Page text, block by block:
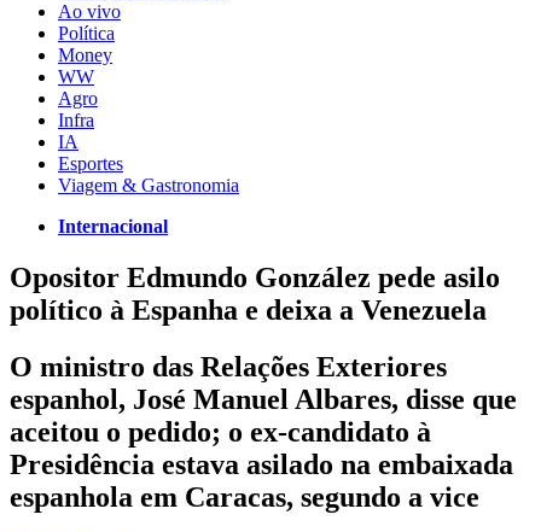
Ao vivo
Política
Money
WW
Agro
Infra
IA
Esportes
Viagem & Gastronomia
Internacional
Opositor Edmundo González pede asilo
político à Espanha e deixa a Venezuela
O ministro das Relações Exteriores
espanhol, José Manuel Albares, disse que
aceitou o pedido; o ex-candidato à
Presidência estava asilado na embaixada
espanhola em Caracas, segundo a vice